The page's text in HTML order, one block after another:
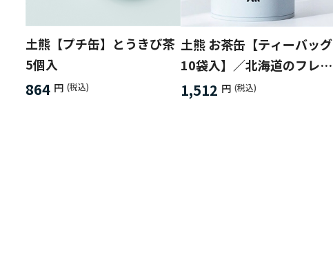
土熊【プチ缶】とうきび茶
5個入
864 円 (税込)
土熊 お茶缶【ティーバッグ
10袋入】／北海道のフレー
バー３種類から選択♪
1,512 円 (税込)